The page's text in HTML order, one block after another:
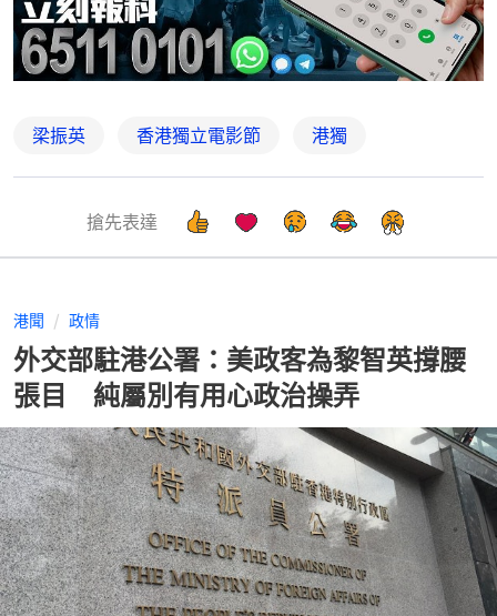
梁振英 香港獨立電影節 港獨
搶先表達
港聞 政情
外交部駐港公署：美政客為黎智英撐腰
張目 純屬別有用心政治操弄